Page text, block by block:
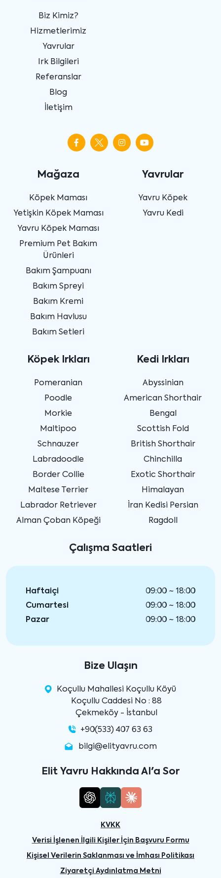
Biz Kimiz?
Hizmetlerimiz
Yavrular
Irk Bilgileri
Referanslar
Blog
İletişim
Mağaza
Köpek Maması
Yetişkin Köpek Maması
Yavru Köpek Maması
Premium Pet Bakım
Ürünleri
Bakım Şampuanı
Bakım Spreyi
Bakım Kremi
Bakım Havlusu
Bakım Setleri
Yavrular
Yavru Köpek
Yavru Kedi
Köpek Irkları
Pomeranian
Poodle
Morkie
Maltipoo
Schnauzer
Labradoodle
Border Collie
Maltese Terrier
Labrador Retriever
Alman Çoban Köpeği
Kedi Irkları
Abyssinian
American Shorthair
Bengal
Scottish Fold
British Shorthair
Chinchilla
Exotic Shorthair
Himalayan
İran Kedisi Persian
Ragdoll
Çalışma Saatleri
Haftaiçi
09:00 ~ 18:00
Cumartesi
09:00 ~ 18:00
Pazar
09:00 ~ 18:00
Bize Ulaşın
Koçullu Mahallesi Koçullu Köyü
Koçullu Caddesi No : 88
Çekmeköy - İstanbul
+90(533) 407 63 63
bilgi@elityavru.com
Elit Yavru Hakkında AI'a Sor
KVKK
Verisi İşlenen İlgili Kişiler İçin Başvuru Formu
Kişisel Verilerin Saklanması ve İmhası Politikası
Ziyaretçi Aydınlatma Metni